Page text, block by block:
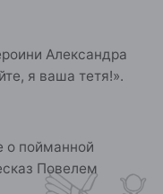
Александра
я ваша тетя!».
о пойманной
Повелем